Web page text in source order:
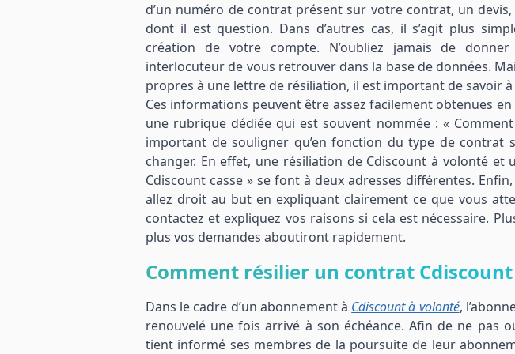
d’un numéro de contrat présent sur votre contrat, un
dont il est question. Dans d’autres cas, il s’agit plus
création de votre compte. N’oubliez jamais de
interlocuteur de vous retrouver dans la base de données.
propres à une lettre de résiliation, il est important de savoir
Ces informations peuvent être assez facilement obtenues
une rubrique dédiée qui est souvent nommée : «
important de souligner qu’en fonction du type de contrat
changer. En effet, une résiliation de Cdiscount à volonté et
Cdiscount casse » se font à deux adresses différentes.
allez droit au but en expliquant clairement ce que vous
contactez et expliquez vos raisons si cela est nécessaire.
plus vos demandes aboutiront rapidement.
Comment résilier un contrat Cdiscount
Dans le cadre d’un abonnement à Cdiscount à volonté,
renouvelé une fois arrivé à son échéance. Afin de ne pas
tient informé ses membres de la poursuite de leur